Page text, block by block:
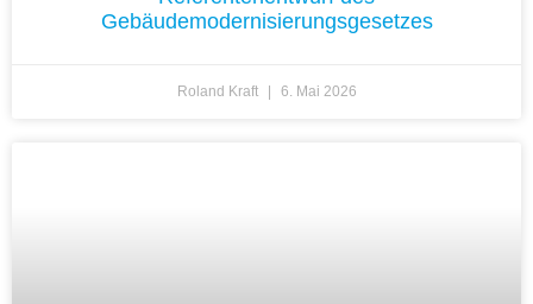
Gebäudemodernisierungsgesetzes
Roland Kraft 6. Mai 2026